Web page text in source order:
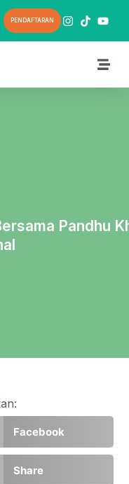
PENDAFTARAN
Pandhu
Facebook
Share